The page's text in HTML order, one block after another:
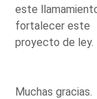
este
fortalecer este
proyecto de ley.
Muchas gracias.